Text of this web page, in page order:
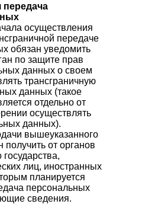
передача
осуществления
передаче
обязан уведомить
по защите прав
данных о своем
трансграничную
данных (такое
отдельно от
осуществлять
данных).
вышеуказанного
от органов
лиц, иностранных
планируется
персональных
сведения.